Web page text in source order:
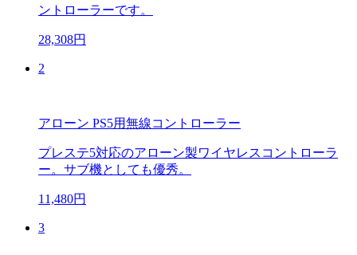
ントローラーです。
28,308円
2
アローン PS5用無線コントローラー
プレステ5対応のアローン製ワイヤレスコントローラ
ー。サブ機としても優秀。
11,480円
3